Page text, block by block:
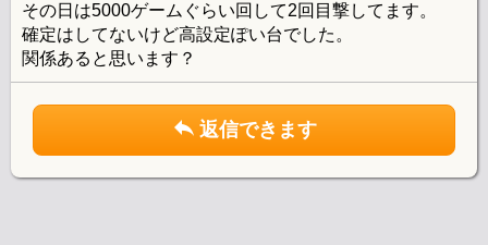
その日は5000ゲームぐらい回して2回目撃してます。
確定はしてないけど高設定ぽい台でした。
関係あると思います？
返信できます